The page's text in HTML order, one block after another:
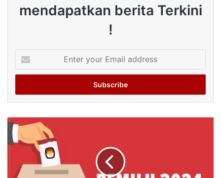
mendapatkan berita Terkini
!
your
Email